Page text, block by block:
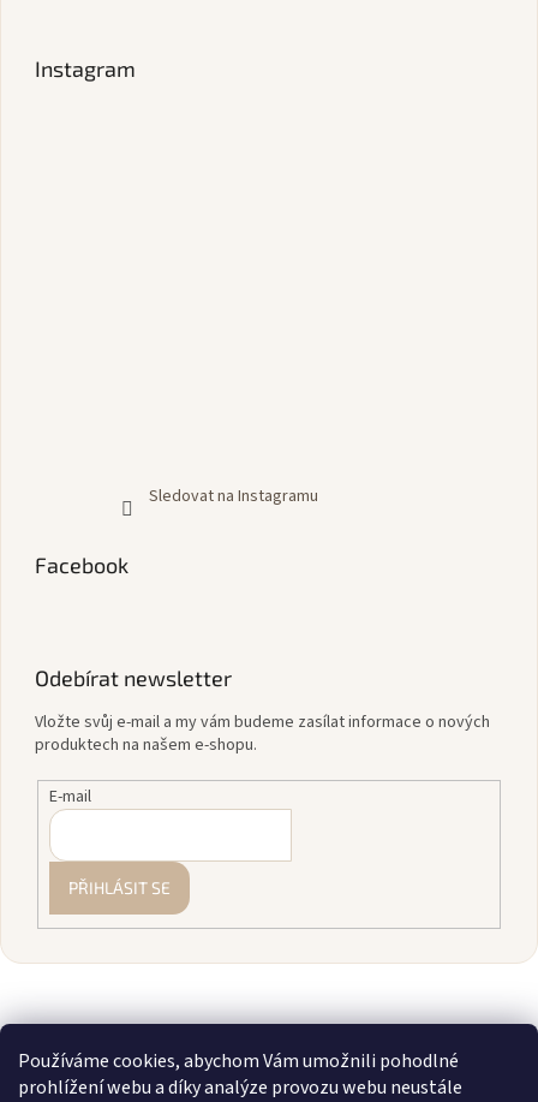
Používáme cookies, abychom Vám umožnili pohodlné
prohlížení webu a díky analýze provozu webu neustále
Instagram
Sledovat na Instagramu
Facebook
Odebírat newsletter
Vložte svůj e-mail a my vám budeme zasílat informace o nových
produktech na našem e-shopu.
E-mail
PŘIHLÁSIT SE